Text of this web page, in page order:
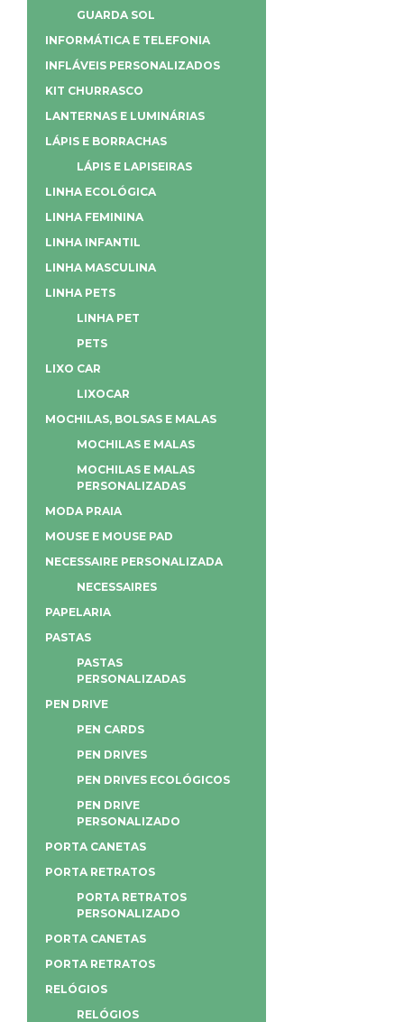
GUARDA SOL
INFORMÁTICA E TELEFONIA
INFLÁVEIS PERSONALIZADOS
KIT CHURRASCO
LANTERNAS E LUMINÁRIAS
LÁPIS E BORRACHAS
LÁPIS E LAPISEIRAS
LINHA ECOLÓGICA
LINHA FEMININA
LINHA INFANTIL
LINHA MASCULINA
LINHA PETS
LINHA PET
PETS
LIXO CAR
LIXOCAR
MOCHILAS, BOLSAS E MALAS
MOCHILAS E MALAS
MOCHILAS E MALAS
PERSONALIZADAS
MODA PRAIA
MOUSE E MOUSE PAD
NECESSAIRE PERSONALIZADA
NECESSAIRES
PAPELARIA
PASTAS
PASTAS
PERSONALIZADAS
PEN DRIVE
PEN CARDS
PEN DRIVES
PEN DRIVES ECOLÓGICOS
PEN DRIVE
PERSONALIZADO
PORTA CANETAS
PORTA RETRATOS
PORTA RETRATOS
PERSONALIZADO
PORTA CANETAS
PORTA RETRATOS
RELÓGIOS
RELÓGIOS